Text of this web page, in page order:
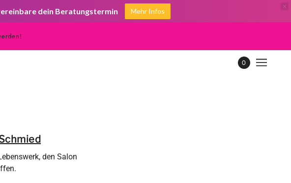
0
den Salon
dein Beratungstermin Mehr Infos